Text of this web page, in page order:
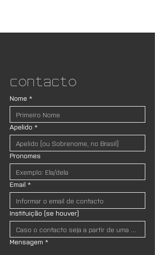
Contacto
Nome *
Apelido *
Pronomes
Email *
Instituição (se houver)
Mensagem *